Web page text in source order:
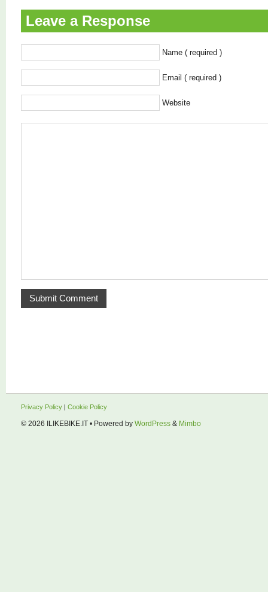
Leave a Response
Name ( required )
Email ( required )
Website
Privacy Policy Cookie Policy
© 2026 ILIKEBIKE.IT • Powered by WordPress & Mimbo